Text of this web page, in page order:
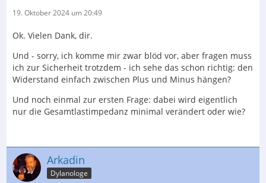
19. Oktober 2024 um 20:49
Ok. Vielen Dank, dir.
Und - sorry, ich komme mir zwar blöd vor, aber fragen muss
ich zur Sicherheit trotzdem - ich sehe das schon richtig: den
Widerstand einfach zwischen Plus und Minus hängen?
Und noch einmal zur ersten Frage: dabei wird eigentlich
nur die Gesamtlastimpedanz minimal verändert oder wie?
Arkadin
Dylanologe